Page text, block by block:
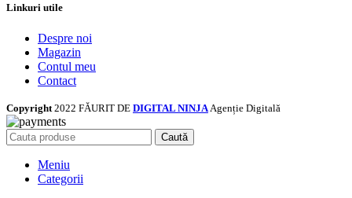
Linkuri utile
Despre noi
Magazin
Contul meu
Contact
Copyright 2022 FĂURIT DE DIGITAL NINJAAgenție Digitală
Caută
Meniu
Categorii